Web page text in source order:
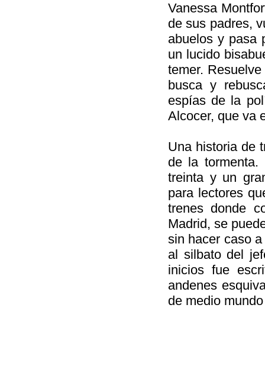
Vanessa
de sus padres,
abuelos y pasa
un lucido
temer.
busca y
espías de la
Alcocer, que va
Una historia de
de la tormenta.
treinta y un
para lectores
trenes donde
Madrid, se
sin hacer caso
al silbato del
inicios fue
andenes
de medio